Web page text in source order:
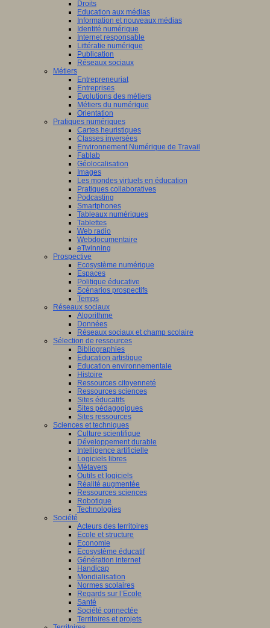
Droits
Education aux médias
Information et nouveaux médias
Identité numérique
Internet responsable
Littératie numérique
Publication
Réseaux sociaux
Métiers
Entrepreneuriat
Entreprises
Evolutions des métiers
Métiers du numérique
Orientation
Pratiques numériques
Cartes heuristiques
Classes inversées
Environnement Numérique de Travail
Fablab
Géolocalisation
Images
Les mondes virtuels en éducation
Pratiques collaboratives
Podcasting
Smartphones
Tableaux numériques
Tablettes
Web radio
Webdocumentaire
eTwinning
Prospective
Ecosystème numérique
Espaces
Politique éducative
Scénarios prospectifs
Temps
Réseaux sociaux
Algorithme
Données
Réseaux sociaux et champ scolaire
Sélection de ressources
Bibliographies
Education artistique
Education environnementale
Histoire
Ressources citoyenneté
Ressources sciences
Sites éducatifs
Sites pédagogiques
Sites ressources
Sciences et techniques
Culture scientifique
Développement durable
Intelligence artificielle
Logiciels libres
Métavers
Outils et logiciels
Réalité augmentée
Ressources sciences
Robotique
Technologies
Société
Acteurs des territoires
Ecole et structure
Economie
Ecosystème éducatif
Génération internet
Handicap
Mondialisation
Normes scolaires
Regards sur l’Ecole
Santé
Société connectée
Territoires et projets